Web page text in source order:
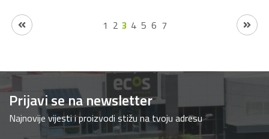
1 2 3 4 5 6 7
Prijavi se na newsletter
Najnovije vijesti i proizvodi stižu na tvoju adresu